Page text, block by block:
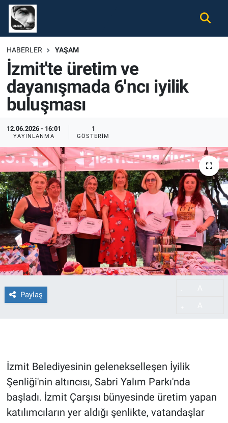
HABERLER YAŞAM
İzmit'te üretim ve
dayanışmada 6'ncı iyilik
buluşması
12.06.2026 - 16:01
YAYINLANMA
1
GÖSTERIM
Paylaş
İzmit Belediyesinin gelenekselleşen İyilik
Şenliği'nin altıncısı, Sabri Yalım Parkı'nda
başladı. İzmit Çarşısı bünyesinde üretim yapan
katılımcıların yer aldığı şenlikte, vatandaşlar
Gündem
Ekonomi
Spor
Magazin
Tüm Haberler
İletişim
Künye
Nöbetçi Eczaneler
Hava Durumu
Namaz Vakitleri
Trafik Durumu
Süper Lig Puan Durumu ve Fikstür
Tüm Manşetler
Son Dakika Haberleri
Haber Arşivi